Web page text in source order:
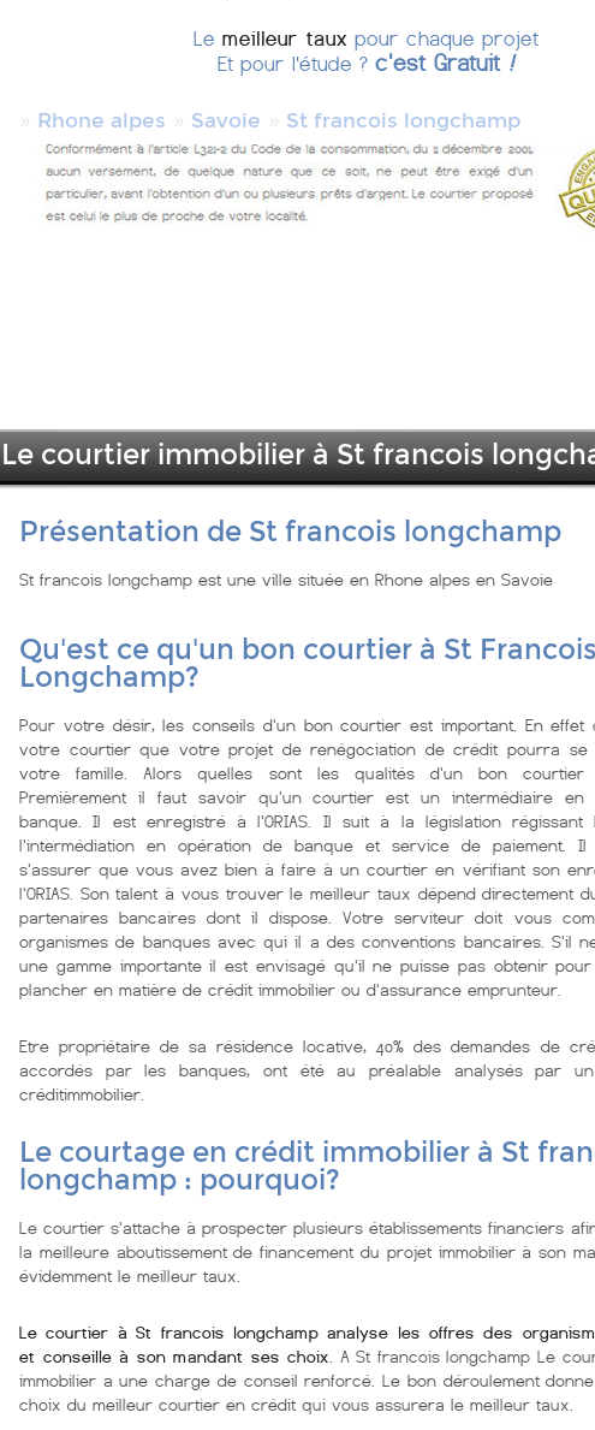
Le meilleur taux pour chaque projet
Et pour l'étude ?c'est Gratuit !
Rhone alpes Savoie St francois longchamp
Le courtier immobilier à St francois
Présentation de St francois longchamp
St francois longchamp est une ville située en Rhone alpes en Savoie
Qu'est ce qu'un bon courtier à St Francois
Longchamp?
Pour votre désir, les conseils d'un bon courtier est important. En effet
votre courtier que votre projet de renégociation de crédit pourra se
votre famille. Alors quelles sont les qualités d'un bon courtier
Premièrement il faut savoir qu'un courtier est un intermédiaire en
banque. Il est enregistré à l'ORIAS. Il suit à la législation régissant
l'intermédiation en opération de banque et service de paiement. Il
s'assurer que vous avez bien à faire à un courtier en vérifiant son
l'ORIAS. Son talent à vous trouver le meilleur taux dépend directement
partenaires bancaires dont il dispose. Votre serviteur doit vous
organismes de banques avec qui il a des conventions bancaires. S'il
une gamme importante il est envisagé qu'il ne puisse pas obtenir
plancher en matière de crédit immobilier ou d'assurance emprunteur.
Etre propriétaire de sa résidence locative, 40% des demandes de
accordés par les banques, ont été au préalable analysés par
créditimmobilier.
Le courtage en crédit immobilier à St
longchamp : pourquoi?
Le courtier s'attache à prospecter plusieurs établissements financiers
la meilleure aboutissement de financement du projet immobilier à son
évidemment le meilleur taux.
Le courtier à St francois longchamp analyse les offres des
et conseille à son mandant ses choix . A St francois longchamp Le
immobilier a une charge de conseil renforcé. Le bon déroulement
choix du meilleur courtier en crédit qui vous assurera le meilleur taux.